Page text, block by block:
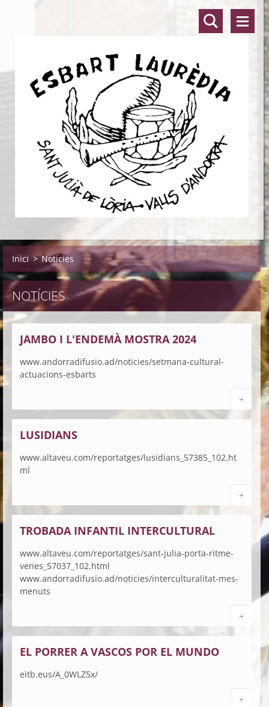
Inici > Notícies
NOTÍCIES
JAMBO I L'ENDEMÀ MOSTRA 2024
www.andorradifusio.ad/noticies/setmana-cultural-
actuacions-esbarts
+
LUSIDIANS
www.altaveu.com/reportatges/lusidians_57385_102.ht
ml
+
TROBADA INFANTIL INTERCULTURAL
www.altaveu.com/reportatges/sant-julia-porta-ritme-
venes_57037_102.html
www.andorradifusio.ad/noticies/interculturalitat-mes-
menuts
+
EL PORRER A VASCOS POR EL MUNDO
eitb.eus/A_0WLZ5x/
+